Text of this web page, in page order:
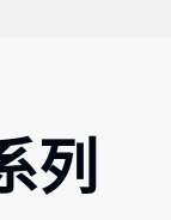
列